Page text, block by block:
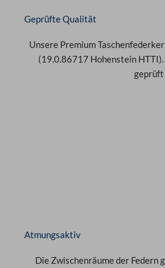
Geprüfte Qualität
Unsere Premium
(19.0.86717 Hohenstein
geprüft
Atmungsaktiv
Die Zwischenräume der